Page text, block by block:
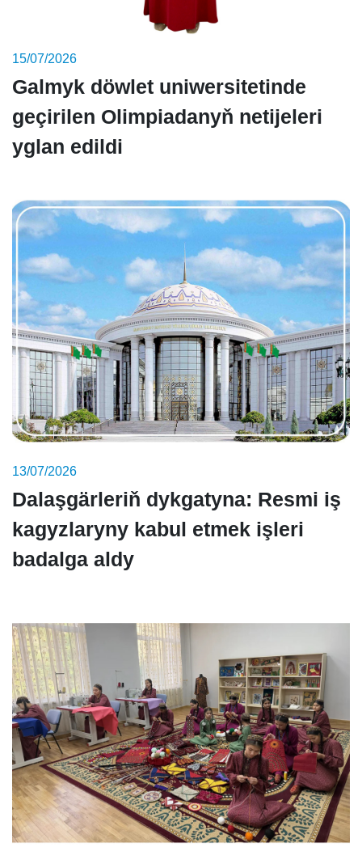
15/07/2026
Galmyk döwlet uniwersitetinde
geçirilen Olimpiadanyň netijeleri
yglan edildi
13/07/2026
Dalaşgärleriň dykgatyna: Resmi iş
kagyzlaryny kabul etmek işleri
badalga aldy